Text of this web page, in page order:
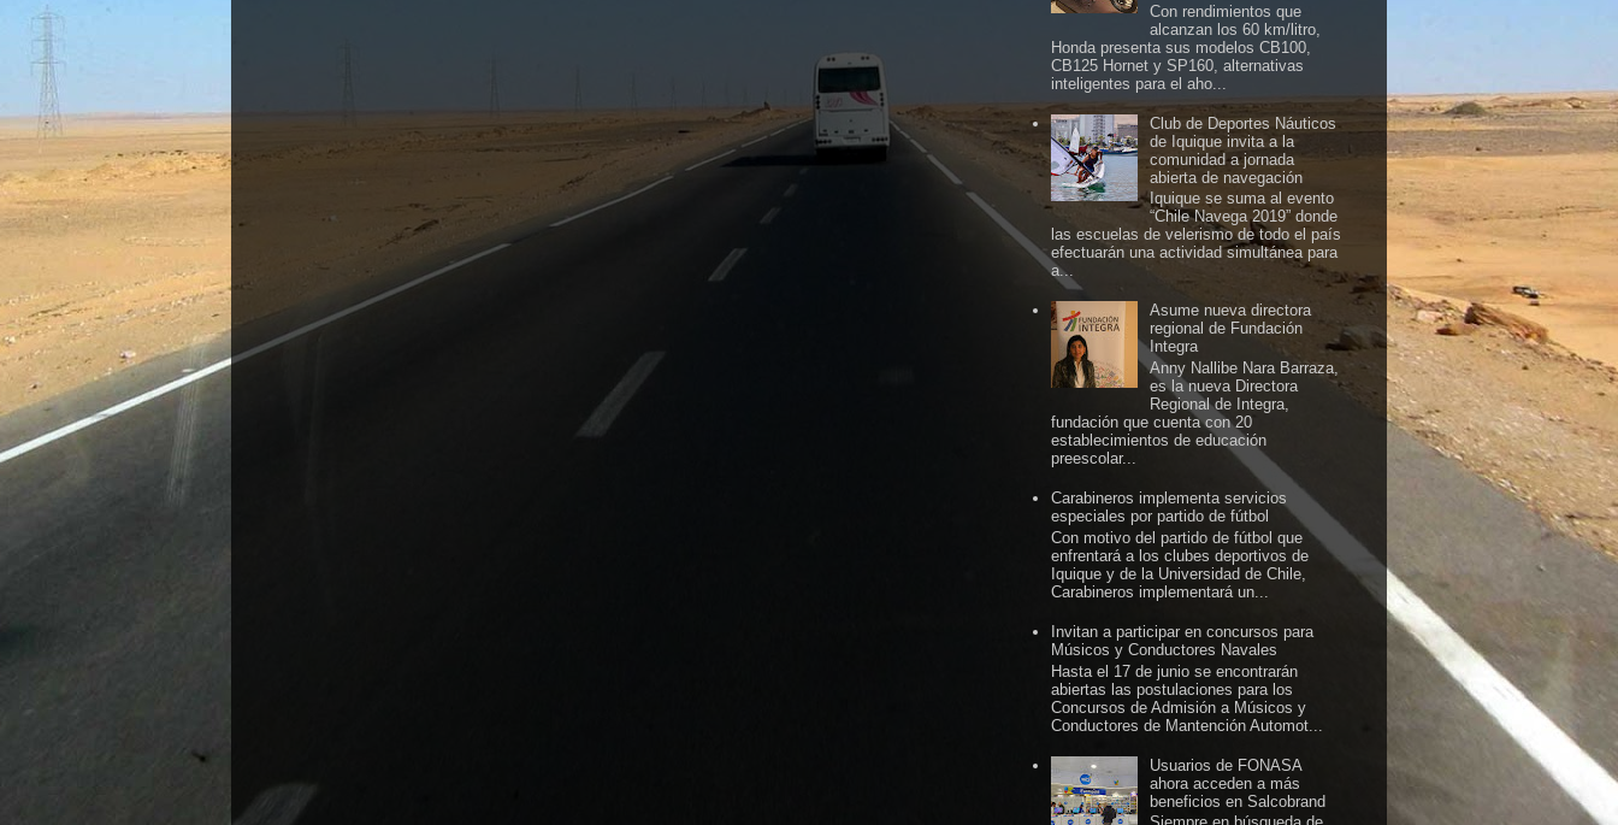
Con rendimientos que
alcanzan los 60 km/litro,
Honda presenta sus modelos CB100,
CB125 Hornet y SP160, alternativas
inteligentes para el aho...
Club de Deportes Náuticos
de Iquique invita a la
comunidad a jornada
abierta de navegación
Iquique se suma al evento
“Chile Navega 2019” donde
las escuelas de velerismo de todo el país
efectuarán una actividad simultánea para
a...
Asume nueva directora
regional de Fundación
Integra
Anny Nallibe Nara Barraza,
es la nueva Directora
Regional de Integra,
fundación que cuenta con 20
establecimientos de educación
preescolar...
Carabineros implementa servicios
especiales por partido de fútbol
Con motivo del partido de fútbol que
enfrentará a los clubes deportivos de
Iquique y de la Universidad de Chile,
Carabineros implementará un...
Invitan a participar en concursos para
Músicos y Conductores Navales
Hasta el 17 de junio se encontrarán
abiertas las postulaciones para los
Concursos de Admisión a Músicos y
Conductores de Mantención Automot...
Usuarios de FONASA
ahora acceden a más
beneficios en Salcobrand